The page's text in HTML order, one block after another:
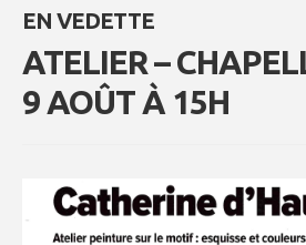
EN VEDETTE
ATELIER –
9 AOÛT À 15H